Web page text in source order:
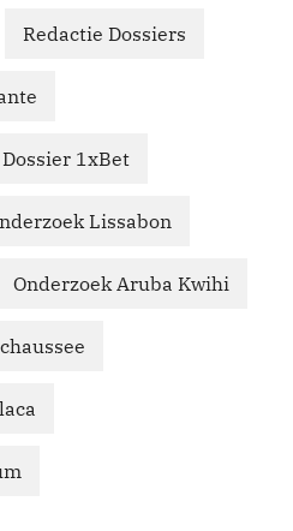
Redactie Dossiers
Dossier 1xBet
Lissabon
Onderzoek Aruba Kwihi